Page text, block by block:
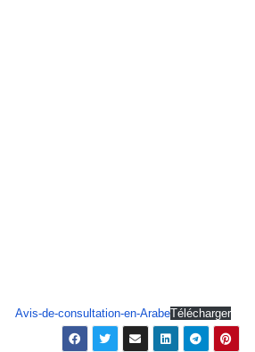
Avis-de-consultation-en-ArabeTélécharger